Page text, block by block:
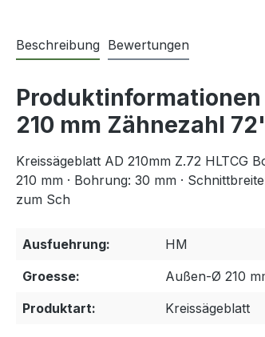
Beschreibung Bewertungen
Produktinformationen
210 mm Zähnezahl
Kreissägeblatt AD 210mm Z.72 HLTCG
210 mm · Bohrung: 30 mm ·
zum Sch
Ausfuehrung:
HM
Groesse:
Außen-Ø 210
Produktart:
Kreissägeblatt